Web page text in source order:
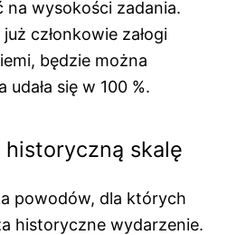
na wysokości zadania.
członkowie załogi
będzie można
się w 100 %.
skalę
powodów, dla których
historyczne wydarzenie.